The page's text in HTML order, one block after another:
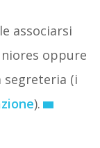
associarsi
oppure
(i
).